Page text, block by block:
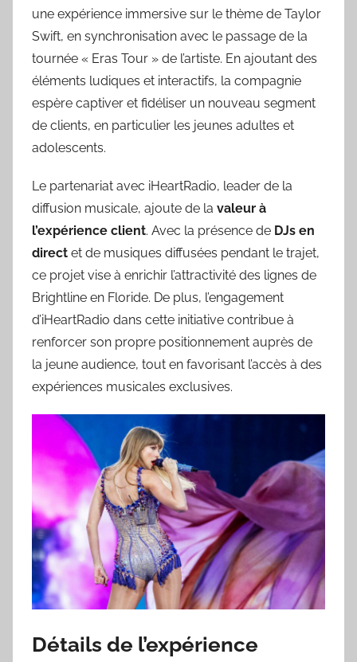
une expérience immersive sur le thème de Taylor
Swift, en synchronisation avec le passage de la
tournée « Eras Tour » de l’artiste. En ajoutant des
éléments ludiques et interactifs, la compagnie
espère captiver et fidéliser un nouveau segment
de clients, en particulier les jeunes adultes et
adolescents.
Le partenariat avec iHeartRadio, leader de la
diffusion musicale, ajoute de la valeur à
l’expérience client. Avec la présence de DJs en
direct et de musiques diffusées pendant le trajet,
ce projet vise à enrichir l’attractivité des lignes de
Brightline en Floride. De plus, l’engagement
d’iHeartRadio dans cette initiative contribue à
renforcer son propre positionnement auprès de
la jeune audience, tout en favorisant l’accès à des
expériences musicales exclusives.
Détails de l’expérience